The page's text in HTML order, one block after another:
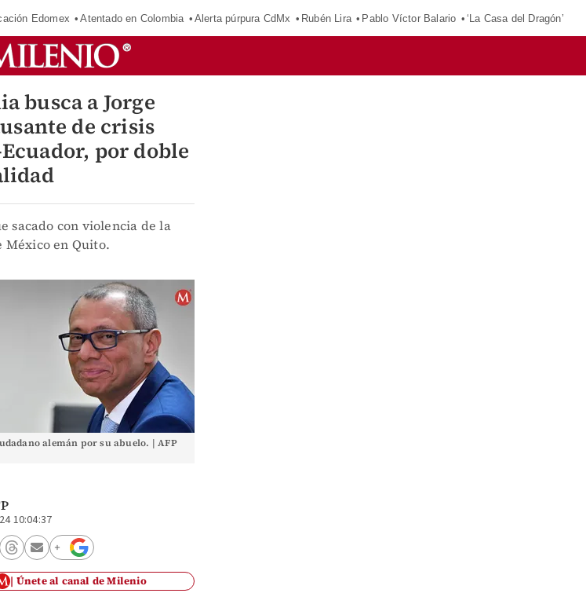
Edomex Atentado en Colombia Alerta púrpura CdMx Rubén Lira Pablo Víctor Balario ‘La Casa del Dragón’
busca a Jorge
de crisis
por doble
sacado con violencia de la
México en Quito.
alemán por su abuelo. | AFP
10:04:37
Únete al canal de Milenio